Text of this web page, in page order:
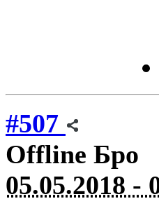
#507
Offline Бро
05.05.2018 -